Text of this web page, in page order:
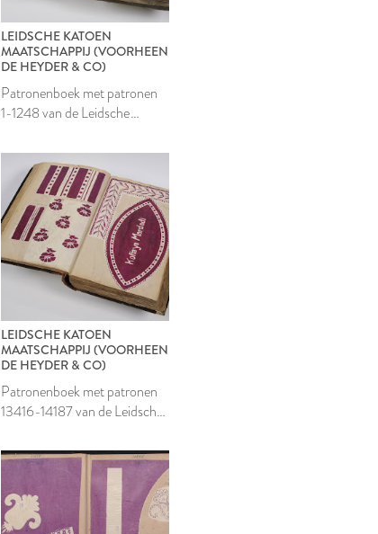
LEIDSCHE KATOEN
MAATSCHAPPIJ (VOORHEEN
DE HEYDER & CO)
Patronenboek met patronen
1-1248 van de Leidsche
LEIDSCHE KATOEN
MAATSCHAPPIJ (VOORHEEN
DE HEYDER & CO)
Patronenboek met patronen
13416-14187 van de Leidsche